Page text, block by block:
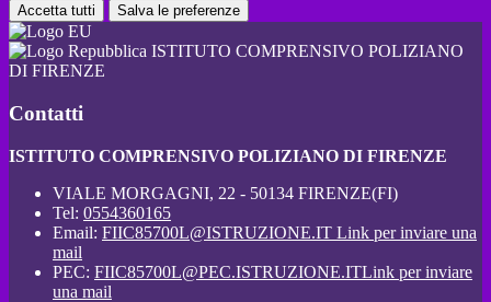
Accetta tutti Salva le preferenze
ISTITUTO COMPRENSIVO POLIZIANO
DI FIRENZE
Contatti
ISTITUTO COMPRENSIVO POLIZIANO DI FIRENZE
VIALE MORGAGNI, 22 - 50134 FIRENZE(FI)
Tel: 0554360165
Email: FIIC85700L@ISTRUZIONE.IT Link per inviare una
mail
PEC: FIIC85700L@PEC.ISTRUZIONE.ITLink per inviare
una mail